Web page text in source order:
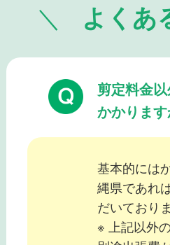
よくあ
剪定料金
かかります
基本的には
縄県であれ
だいており
※ 上記以外